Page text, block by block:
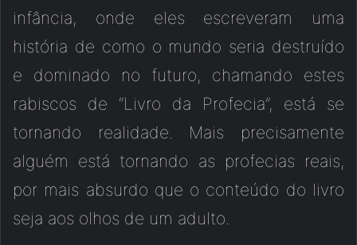
infância, onde eles escreveram uma
história de como o mundo seria destruído
e dominado no futuro, chamando estes
rabiscos de “Livro da Profecia”, está se
tornando realidade. Mais precisamente
alguém está tornando as profecias reais,
por mais absurdo que o conteúdo do livro
seja aos olhos de um adulto.